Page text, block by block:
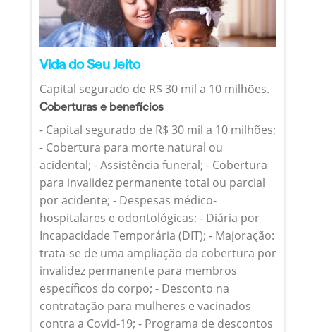
Vida do Seu Jeito
Capital segurado de R$ 30 mil a 10 milhões.
Coberturas e benefícios
- Capital segurado de R$ 30 mil a 10 milhões;
- Cobertura para morte natural ou
acidental; - Assistência funeral; - Cobertura
para invalidez permanente total ou parcial
por acidente; - Despesas médico-
hospitalares e odontológicas; - Diária por
Incapacidade Temporária (DIT); - Majoração:
trata-se de uma ampliação da cobertura por
invalidez permanente para membros
específicos do corpo; - Desconto na
contratação para mulheres e vacinados
contra a Covid-19; - Programa de descontos